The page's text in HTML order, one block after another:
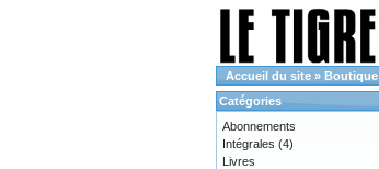
Accueil du site » Boutique
Catégories
Abonnements
Intégrales (4)
Livres